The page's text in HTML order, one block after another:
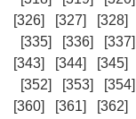
[326]
[327] [328]
[335]
[336] [337]
[343]
[344] [345]
[352]
[353] [354]
[360]
[361] [362]